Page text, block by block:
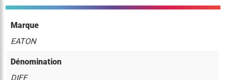
Marque
EATON
Dénomination
DIFF